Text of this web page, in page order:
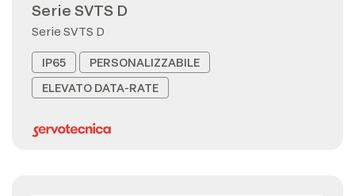
Serie SVTS D
Serie SVTS D
IP65
PERSONALIZZABILE
ELEVATO DATA-RATE